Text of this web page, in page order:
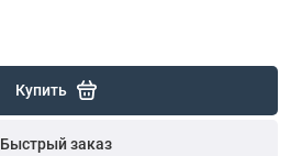
Купить
Быстрый заказ